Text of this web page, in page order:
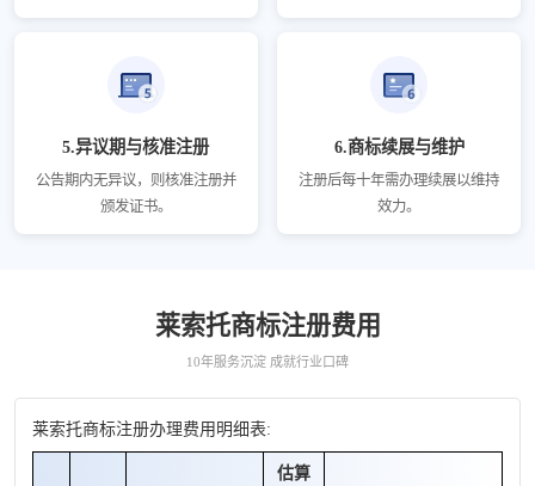
5.异议期与核准注册
公告期内无异议，则核准注册并
颁发证书。
6.商标续展与维护
注册后每十年需办理续展以维持
效力。
莱索托商标注册费用
10年服务沉淀 成就行业口碑
莱索托商标注册办理费用明细表:
估算